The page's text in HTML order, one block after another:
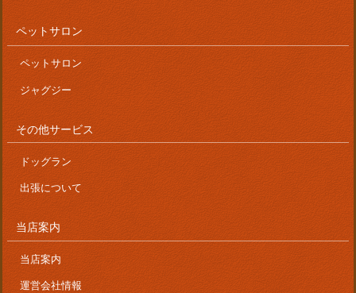
ペットサロン
ペットサロン
ジャグジー
その他サービス
ドッグラン
出張について
当店案内
当店案内
運営会社情報